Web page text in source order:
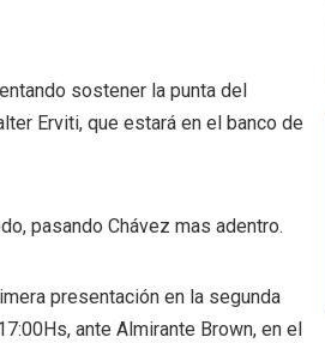
sostener la punta del
Erviti, que estará en el banco de
pasando Chávez mas adentro.
presentación en la segunda
ante Almirante Brown, en el